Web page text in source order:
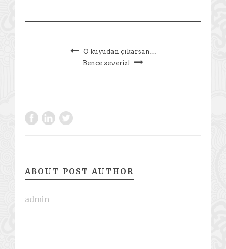
O kuyudan çıkarsan…
Bence severiz!
ABOUT POST AUTHOR
admin